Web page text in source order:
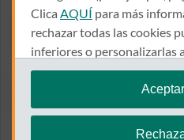
960
Ver el mapa
Clica AQUÍ para más
rechazar todas las cookies
inferiores o personalizarlas
en"configurar cookies".
Te recordamos que puedes
cookies en cualquier